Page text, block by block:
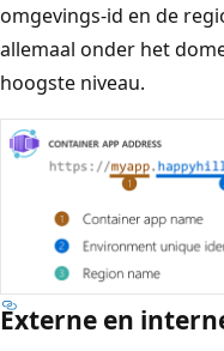
omgevings-id en de
allemaal onder het
hoogste niveau.
Externe en